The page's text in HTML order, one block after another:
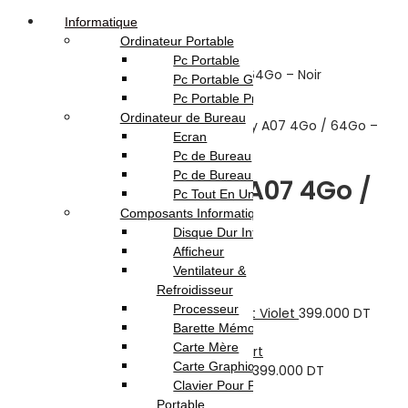
Téléphonie &
Tablette
SmartphoneSamsung Galaxy A07 4Go / 64Go –
Samsung Galaxy A07 4Go /
64Go – Noir
Previous product
SAMSUNG GALAXY A07 4/64Go - Light Violet 399.000 DT
SAMSUNG GALAXY A07 4/64Go- Vert399.000 DT
Informatique
Ordinateur Portable
Pc Portable
Pc Portable Gamer
Pc Portable Pro
Ordinateur de Bureau
Ecran
Pc de Bureau
Pc de Bureau Gamer
Pc Tout En Un
Composants Informatique
Disque Dur Interne
Afficheur
Ventilateur &
Refroidisseur
Processeur
Barette Mémoire
Carte Mère
Carte Graphique
Clavier Pour Pc
Portable